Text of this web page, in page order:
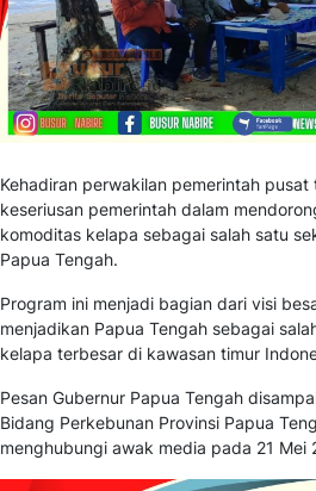
Kehadiran perwakilan pemerintah
keseriusan pemerintah dalam
komoditas kelapa sebagai salah satu
Papua Tengah.
Program ini menjadi bagian dari visi
menjadikan Papua Tengah sebagai
kelapa terbesar di kawasan timur
Pesan Gubernur Papua Tengah
Bidang Perkebunan Provinsi Papua
menghubungi awak media pada 21 Mei